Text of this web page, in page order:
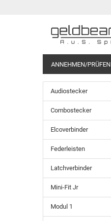
ANNEHMEN/PRÜFEN
Audiostecker
Combostecker
Elcoverbinder
Federleisten
Latchverbinder
Mini-Fit Jr
Modul 1